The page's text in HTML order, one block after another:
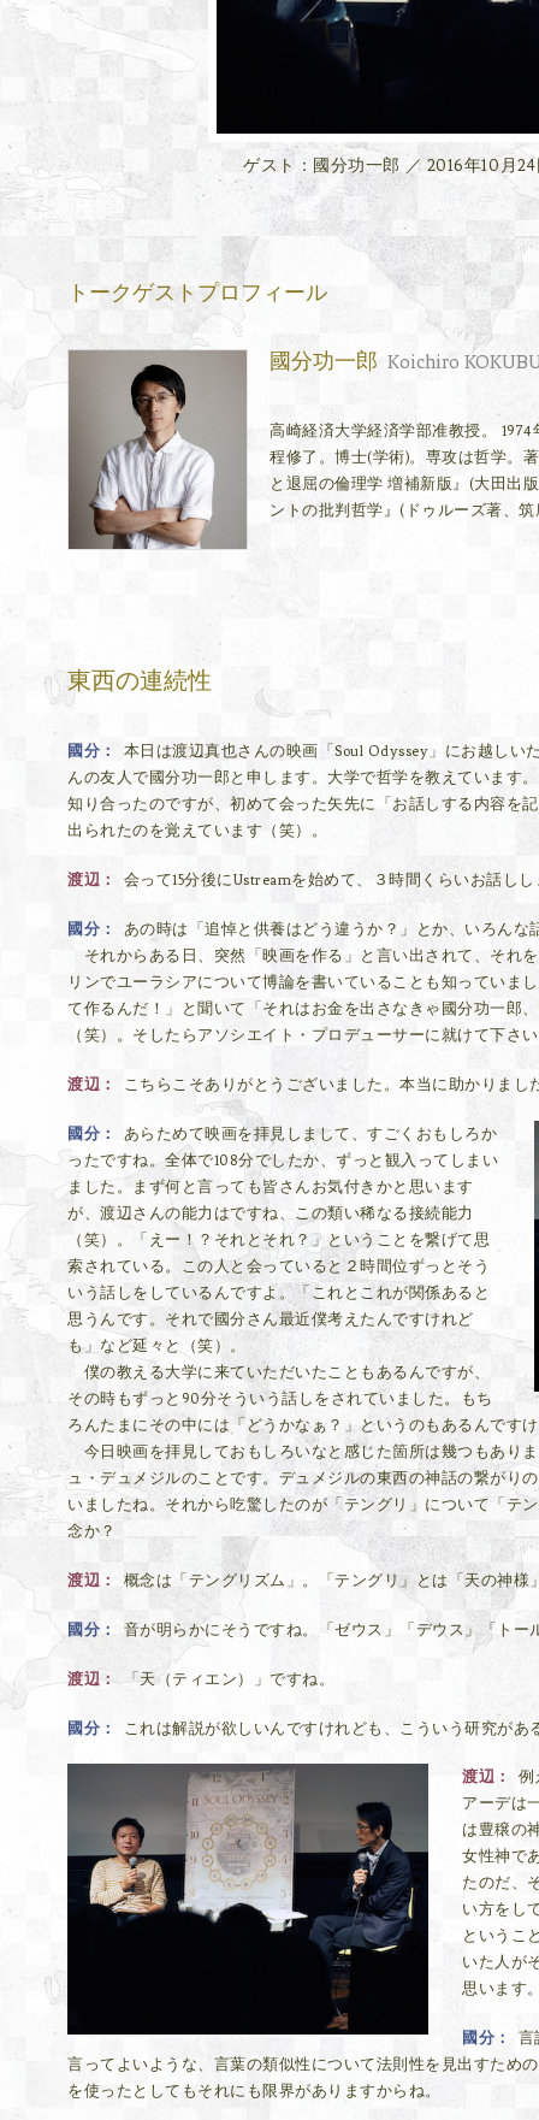
ゲスト：國分功一郎 ／ 2016年10月
トークゲストプロフィール
國分功一郎 Koichiro
高崎経済大学経済学部准教授。
程修了。博士(学術)。専攻は哲学。
と退屈の倫理学 増補新版』(大田出
ントの批判哲学』(ドゥルーズ著、
東西の連続性
國分
本日は渡辺真也さんの映画「Soul Odyssey」にお越し
んの友人で國分功一郎と申します。大学で哲学を教えています
知り合ったのですが、初めて会った矢先に「お話しする内容を
出られたのを覚えています（笑）。
渡辺 会って15分後にUstreamを始めて、３時間くらいお話し
國分
あの時は「追悼と供養はどう違うか？」とか、いろんな
それからある日、突然「映画を作る」と言い出されて、それ
リンでユーラシアについて博論を書いていることも知っていま
て作るんだ！」と聞いて「それはお金を出さなきゃ國分功一郎
（笑）。そしたらアソシエイト・プロデューサーに就けて下さ
渡辺 こちらこそありがとうございました。本当に助かりまし
國分
あらためて映画を拝見しまして、すごくおもしろか
ったですね。全体で108分でしたか、ずっと観入ってしまい
ました。まず何と言っても皆さんお気付きかと思います
が、渡辺さんの能力はですね、この類い稀なる接続能力
（笑）。「えー！？それとそれ？」ということを繋げて思
索されている。この人と会っていると２時間位ずっとそう
いう話しをしているんですよ。「これとこれが関係あると
思うんです。それで國分さん最近僕考えたんですけれど
も」など延々と（笑）。
僕の教える大学に来ていただいたこともあるんですが、
その時もずっと90分そういう話しをされていました。もち
ろんたまにその中には「どうかなぁ？」というのもあるんです
今日映画を拝見しておもしろいなと感じた箇所は幾つもあり
ュ・デュメジルのことです。デュメジルの東西の神話の繋がり
いましたね。それから吃驚したのが「テングリ」について「テ
念か？
渡辺 概念は「テングリズム」。「テングリ」とは「天の神様
國分 音が明らかにそうですね。「ゼウス」「デウス」「ト
渡辺 「天（ティエン）」ですね。
國分 これは解説が欲しいんですけれども、こういう研究が
渡辺
例
アーデは
は豊穣の
女性神で
たのだ、
い方をし
というこ
いた人が
思います
國分
言
言ってよいような、言葉の類似性について法則性を見出すため
を使ったとしてもそれにも限界がありますからね。